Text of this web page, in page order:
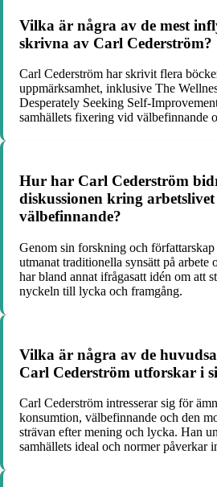
Vilka är några av de mest
skrivna av Carl Cederström?
Carl Cederström har skrivit flera
uppmärksamhet, inklusive The
Desperately Seeking Self-
samhällets fixering vid välbefinnande
Hur har Carl Cederström
diskussionen kring arbetslivet
välbefinnande?
Genom sin forskning och
utmanat traditionella synsätt på arbete
har bland annat ifrågasatt idén om att
nyckeln till lycka och framgång.
Vilka är några av de
Carl Cederström utforskar i
Carl Cederström intresserar sig för
konsumtion, välbefinnande och den
strävan efter mening och lycka. Han
samhällets ideal och normer påverkar